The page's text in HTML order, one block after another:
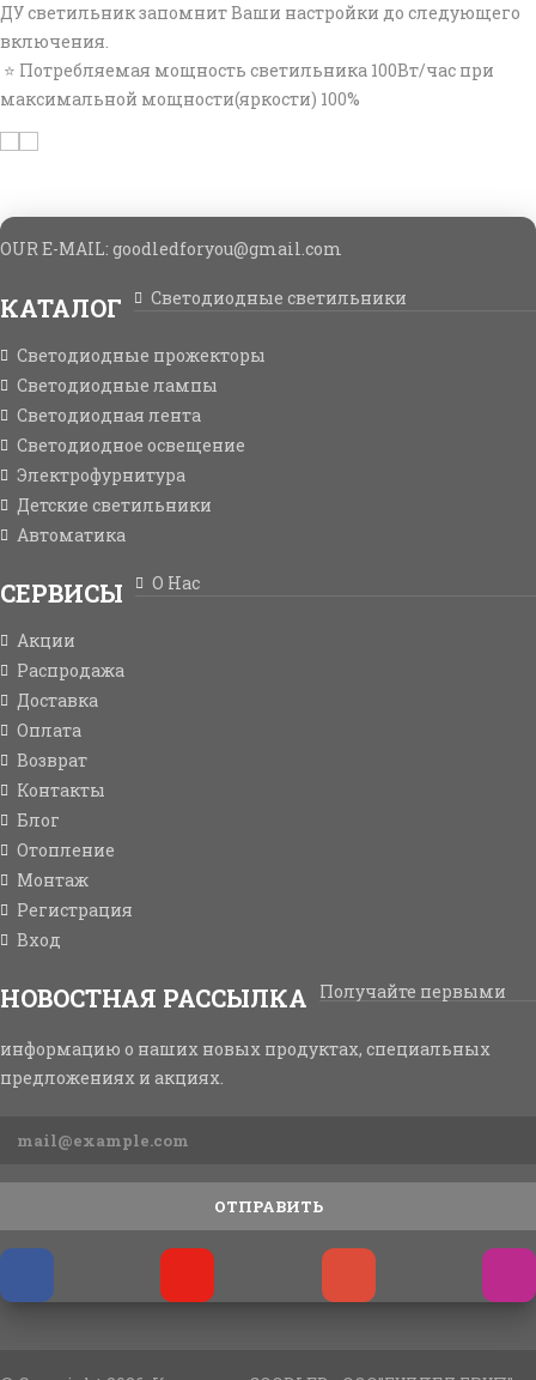
ДУ светильник запомнит Ваши настройки до следующего
включения.
⭐ Потребляемая мощность светильника 100Вт/час при
максимальной мощности(яркости) 100%
OUR E-MAIL: goodledforyou@gmail.cоm
КАТАЛОГ Светодиодные светильники
Светодиодные прожекторы
Светодиодные лампы
Светодиодная лента
Светодиодное освещение
Электрофурнитура
Детские светильники
Автоматика
СЕРВИСЫ О Нас
Акции
Распродажа
Доставка
Оплата
Возврат
Контакты
Блог
Отопление
Монтаж
Регистрация
Вход
НОВОСТНАЯ РАССЫЛКА Получайте первыми
информацию о наших новых продуктах, специальных
предложениях и акциях.
ОТПРАВИТЬ